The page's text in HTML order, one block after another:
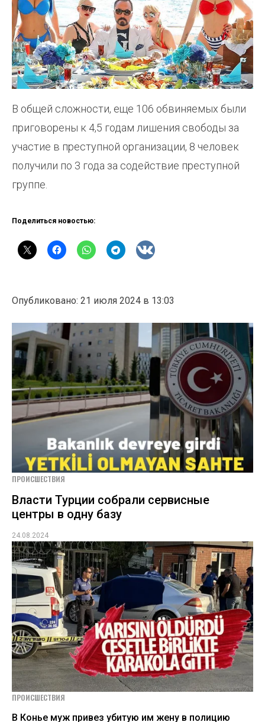
В общей сложности, еще 106 обвиняемых были
приговорены к 4,5 годам лишения свободы за
участие в преступной организации, 8 человек
получили по 3 года за содействие преступной
группе.
Поделиться новостью:
Опубликовано: 21 июля 2024 в 13:03
ПРОИСШЕСТВИЯ
Власти Турции собрали сервисные
центры в одну базу
24.08.2024
ПРОИСШЕСТВИЯ
В Конье муж привез убитую им жену в полицию